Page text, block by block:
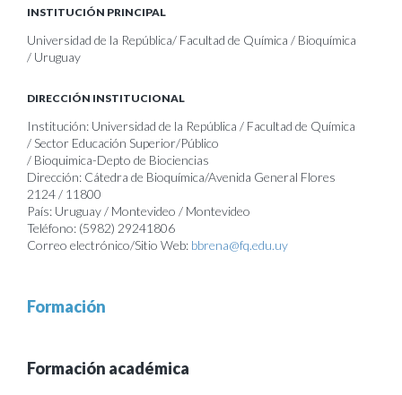
INSTITUCIÓN PRINCIPAL
Universidad de la República/ Facultad de Química / Bioquímica
/ Uruguay
DIRECCIÓN INSTITUCIONAL
Institución: Universidad de la República / Facultad de Química
/ Sector Educación Superior/Público
/ Bioquimica-Depto de Biociencias
Dirección: Cátedra de Bioquímica/Avenida General Flores
2124 / 11800
País: Uruguay / Montevideo / Montevideo
Teléfono: (5982) 29241806
Correo electrónico/Sitio Web: bbrena@fq.edu.uy
Formación
Formación académica